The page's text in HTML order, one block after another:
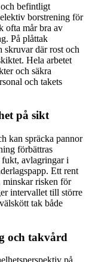
befintligt
borstrening för
ofta mår bra av
På plåttak
skruvar där rost och
Hela arbetet
och säkra
och takets
på sikt
kan spräcka pannor
förbättras
avlagringar i
Ett rent
minskar risken för
intervallet till större
tak både
och takvård